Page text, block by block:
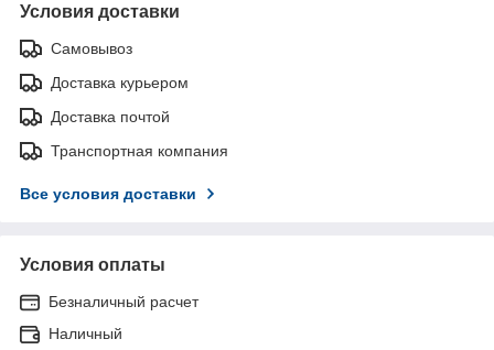
Условия доставки
Самовывоз
Доставка курьером
Доставка почтой
Транспортная компания
Все условия доставки
Условия оплаты
Безналичный расчет
Наличный